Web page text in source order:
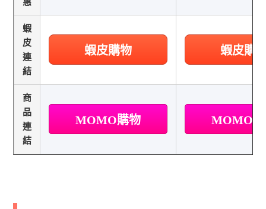
蝦
皮
連
結
蝦皮購物 蝦皮購
商
品
連
結
MOMO購物 MOMO